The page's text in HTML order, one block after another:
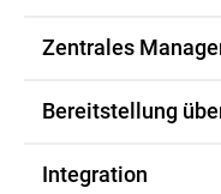
Zentrales
Bereitstellung
Integration